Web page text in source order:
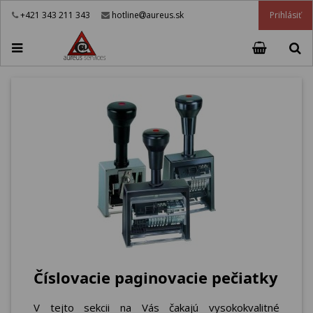
+421 343 211 343 hotline aureus.sk Prihlásiť
Číslovacie paginovacie pečiatky
V tejto sekcii na Vás čakajú vysokokvalitné